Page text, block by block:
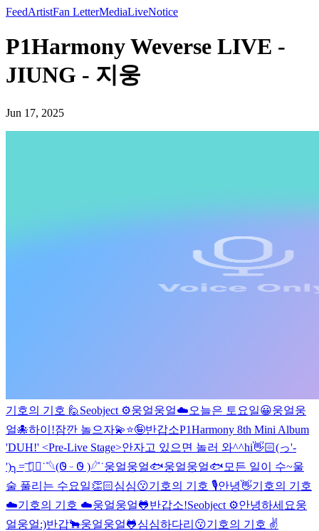
FeedArtistFan LetterMediaLiveNotice
P1Harmony Weverse LIVE -
JIUNG - 지웅
Jun 17, 2025
기호의 기호 🙋 Seobject ⚙️웅얼웅얼☁️오늘은 토요일😀웅얼웅
얼🐙하이!잠깐 놀으자💫⭐️🤪반갑소P1Harmony 8th Mini Album
'DUH!' <Pre-Live Stage>안자고 있으면 놀러 와^^hi👋🏻(っ'-
')╮=͟͞ ◓⃙⁣˙˚𓆩︎(𐐃 ᵕ 𐐃 )𓆪˚˙웅얼웅얼🐟웅얼웅얼🐟 모든 일이 수~울
술 풀리는 수요일👏🏻심심😗기호의 기호 🎙️안녕👋기호의 기호
☁️기호의 기호 ☁️웅얼웅얼🐸반갑소!Seobject ⚙️안녕하세요웅
얼웅얼:)반갑🐂웅얼웅얼🐸심심하다리😗기호의 기호 ✌️